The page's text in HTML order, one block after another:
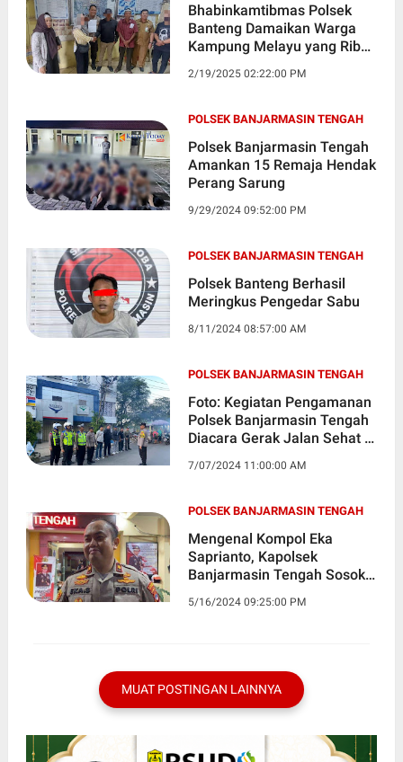
Bhabinkamtibmas Polsek
Banteng Damaikan Warga
Kampung Melayu yang Ribut
2/19/2025 02:22:00 PM
POLSEK BANJARMASIN TENGAH
Polsek Banjarmasin Tengah
Amankan 15 Remaja Hendak
Perang Sarung
9/29/2024 09:52:00 PM
POLSEK BANJARMASIN TENGAH
Polsek Banteng Berhasil
Meringkus Pengedar Sabu
8/11/2024 08:57:00 AM
POLSEK BANJARMASIN TENGAH
Foto: Kegiatan Pengamanan
Polsek Banjarmasin Tengah
Diacara Gerak Jalan Sehat 1
7/07/2024 11:00:00 AM
POLSEK BANJARMASIN TENGAH
Mengenal Kompol Eka
Saprianto, Kapolsek
Banjarmasin Tengah Sosok
5/16/2024 09:25:00 PM
MUAT POSTINGAN LAINNYA